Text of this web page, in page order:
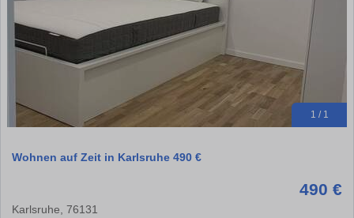
1 / 1
Wohnen auf Zeit in Karlsruhe 490 €
490 €
Karlsruhe, 76131